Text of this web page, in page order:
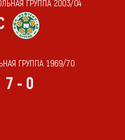
ГРУППА 2003/04
ГРУППА 1969/70
7 - 0